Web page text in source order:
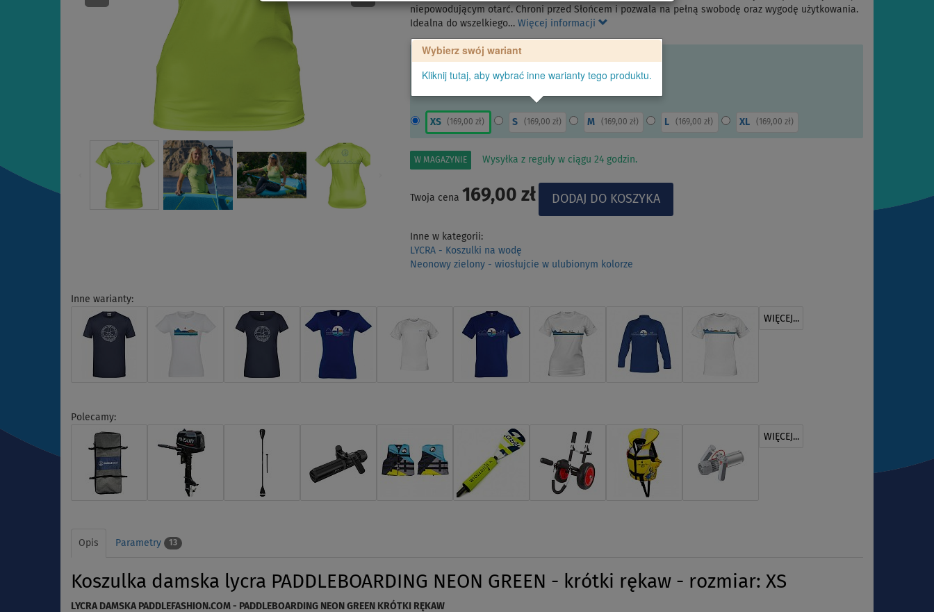
niepowodującym otarć. Chroni przed Słońcem i pozwala na pełną swobodę oraz wygodę użytkowania.
Idealna do wszelkiego… Więcej informacji
Wybierz swój wariant
Kliknij tutaj, aby wybrać inne warianty tego produktu.
XS ( 169,00 zł) S ( 169,00 zł) M ( 169,00 zł) L ( 169,00 zł) XL ( 169,00 zł)
W MAGAZYNIE Wysyłka z reguły w ciągu 24 godzin.
Twoja cena 169,00 zł
Inne w kategorii:
LYCRA - Koszulki na wodę
Neonowy zielony - wiosłujcie w ulubionym kolorze
Inne warianty:
WIĘCEJ...
Polecamy:
WIĘCEJ...
Opis Parametry 13
Koszulka damska lycra PADDLEBOARDING NEON GREEN - krótki rękaw - rozmiar: XS
LYCRA DAMSKA PADDLEFASHION.COM - PADDLEBOARDING NEON GREEN KRÓTKI RĘKAW